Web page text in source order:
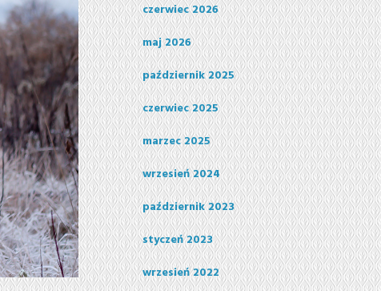
czerwiec 2026
maj 2026
październik 2025
czerwiec 2025
marzec 2025
wrzesień 2024
październik 2023
styczeń 2023
wrzesień 2022